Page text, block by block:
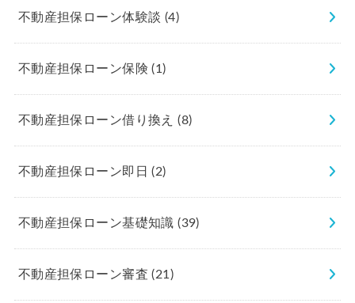
不動産担保ローン体験談 (4)
不動産担保ローン保険(1)
不動産担保ローン借り換え(8)
不動産担保ローン即日(2)
不動産担保ローン基礎知識(39)
不動産担保ローン審査(21)